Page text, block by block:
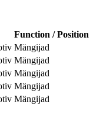
Function / Position
Mängijad
Mängijad
Mängijad
Mängijad
Mängijad